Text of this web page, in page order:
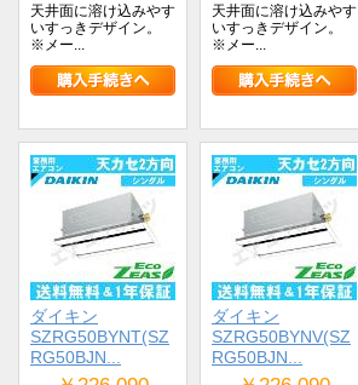
天井面に溶け込みやす
いすっきデザイン。
※メー...
天井面に溶け込みやす
いすっきデザイン。
※メー...
ダイキン
SZRG50BYNT(SZ
RG50BJN...
ダイキン
SZRG50BYNV(SZ
RG50BJN...